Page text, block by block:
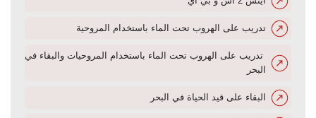
تدريب على الهروب تحت الماء باستخدام المروحية
تدريب على الهروب تحت الماء باستخدام المروحيات والبقاء في
البحر
البقاء على قيد الحياة في البحر